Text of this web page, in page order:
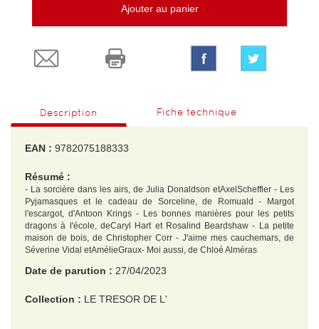
Ajouter au panier
Description Fiche technique
EAN : 9782075188333
Résumé :
- La sorcière dans les airs, de Julia Donaldson etAxelScheffler - Les
Pyjamasques et le cadeau de Sorceline, de Romuald - Margot
l'escargot, d'Antoon Krings - Les bonnes manières pour les petits
dragons à l'école, deCaryl Hart et Rosalind Beardshaw - La petite
maison de bois, de Christopher Corr - J'aime mes cauchemars, de
Séverine Vidal etAmélieGraux- Moi aussi, de Chloé Alméras
Date de parution : 27/04/2023
Collection : LE TRESOR DE L'